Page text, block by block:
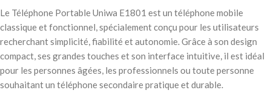
Le Téléphone Portable Uniwa E1801 est un téléphone mobile
classique et fonctionnel, spécialement conçu pour les utilisateurs
recherchant simplicité, fiabilité et autonomie. Grâce à son design
compact, ses grandes touches et son interface intuitive, il est idéal
pour les personnes âgées, les professionnels ou toute personne
souhaitant un téléphone secondaire pratique et durable.